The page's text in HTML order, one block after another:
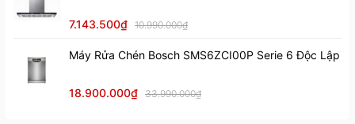
Trọng lượng: 0.98 kg
Chiều cao (có nắp): 7,5 cm
Chiều cao (không có nắp): 4,9 cm
7.143.500₫ 10.990.000₫
Máy Rửa Chén Bosch SMS6ZCI00P Serie 6 Độc Lập
18.900.000₫ 33.990.000₫